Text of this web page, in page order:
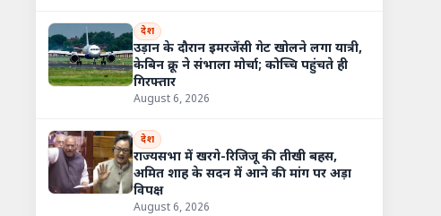
देश
उड़ान के दौरान इमरजेंसी गेट खोलने लगा यात्री,
केबिन क्रू ने संभाला मोर्चा; कोच्चि पहुंचते ही
गिरफ्तार
August 6, 2026
देश
राज्यसभा में खरगे-रिजिजू की तीखी बहस,
अमित शाह के सदन में आने की मांग पर अड़ा
विपक्ष
August 6, 2026